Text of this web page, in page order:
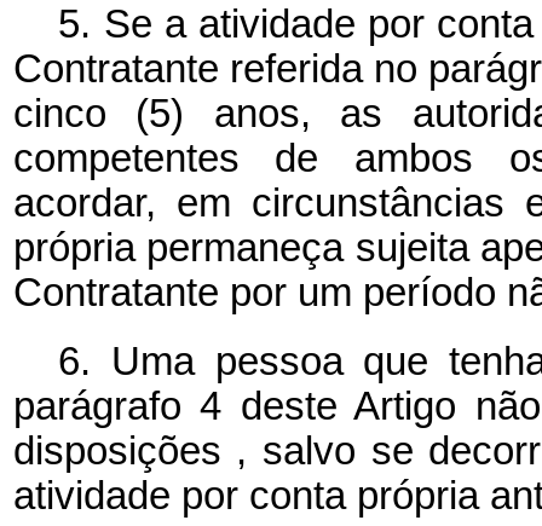
5. Se a atividade por
Contratante referida no
cinco (5) anos, as
competentes de ambos
acordar, em circunstâncias
própria permaneça sujeita
Contratante por um período
6. Uma pessoa que
parágrafo 4 deste Artigo
disposições , salvo se
atividade por conta própria